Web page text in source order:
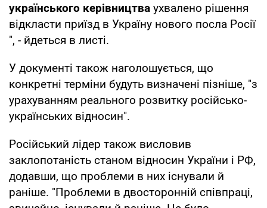
українського керівництва ухвалено рішення
відкласти приїзд в Україну нового посла Росії
", - йдеться в листі.
У документі також наголошується, що
конкретні терміни будуть визначені пізніше, "з
урахуванням реального розвитку російсько-
українських відносин".
Російський лідер також висловив
заклопотаність станом відносин України і РФ,
додавши, що проблеми в них існували й
раніше. "Проблеми в двосторонній співпраці,